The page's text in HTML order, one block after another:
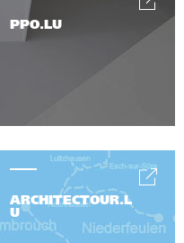
PPO.LU
ARCHITECTOUR.L
U